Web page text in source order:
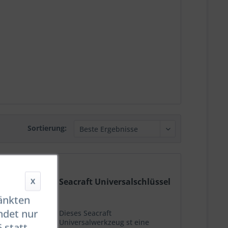
Sortierung:
Seacraft Universalschlüssel
Dieses Seacraft
Universalwerkzeug st eine
X
nur